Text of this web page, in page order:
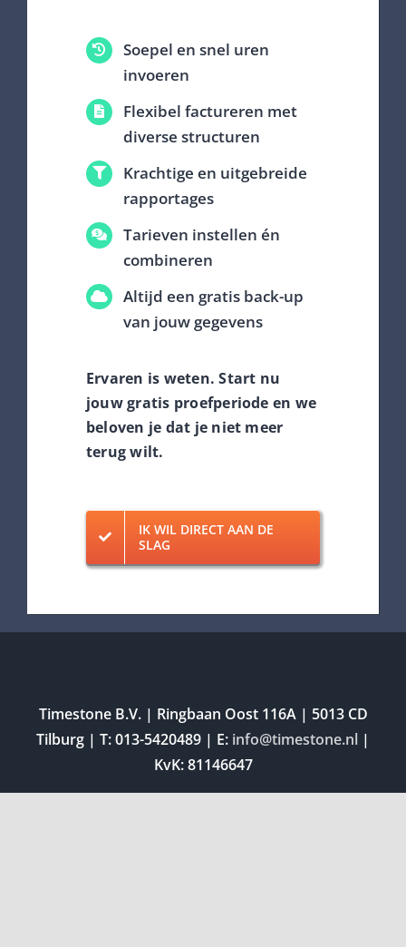
Soepel en snel uren
invoeren
Flexibel factureren met
diverse structuren
Krachtige en uitgebreide
rapportages
Tarieven instellen én
combineren
Altijd een gratis back-up
van jouw gegevens
Ervaren is weten. Start nu
jouw gratis proefperiode en we
beloven je dat je niet meer
terug wilt.
IK WIL DIRECT AAN DE
SLAG
Timestone B.V. | Ringbaan Oost 116A | 5013 CD
Tilburg | T: 013-5420489 | E: info@timestone.nl |
KvK: 81146647